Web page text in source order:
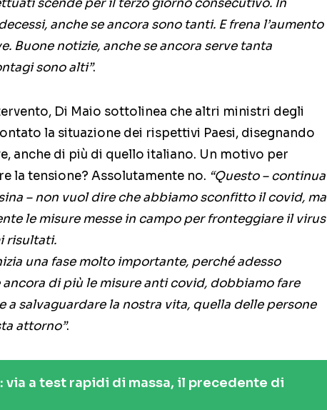
scende per il terzo giorno consecutivo. In
anche se ancora sono tanti. E frena l’aumento
Buone notizie, anche se ancora serve tanta
sono alti”.
Di Maio sottolinea che altri ministri degli
la situazione dei rispettivi Paesi, disegnando
anche di più di quello italiano. Un motivo per
la tensione? Assolutamente no. “Questo – continua
– non vuol dire che abbiamo sconfitto il covid, ma
le misure messe in campo per fronteggiare il virus
risultati.
una fase molto importante, perché adesso
di più le misure anti covid, dobbiamo fare
a salvaguardare la nostra vita, quella delle persone
attorno”.
via a test rapidi di massa, il precedente di